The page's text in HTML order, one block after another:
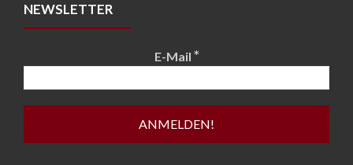
NEWSLETTER
E-Mail *